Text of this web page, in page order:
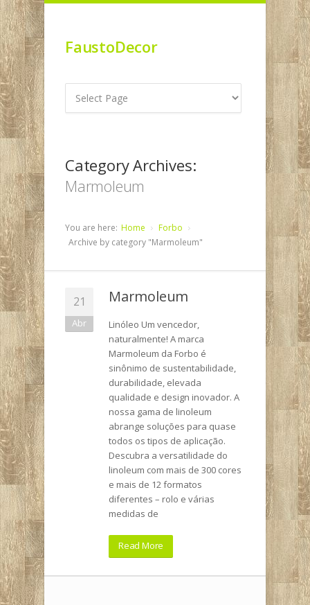
FaustoDecor
Category Archives:
Marmoleum
You are here: Home
Forbo
Archive by category "Marmoleum"
21
Abr
Marmoleum
Linóleo Um vencedor,
naturalmente! A marca
Marmoleum da Forbo é
sinônimo de sustentabilidade,
durabilidade, elevada
qualidade e design inovador. A
nossa gama de linoleum
abrange soluções para quase
todos os tipos de aplicação.
Descubra a versatilidade do
linoleum com mais de 300 cores
e mais de 12 formatos
diferentes – rolo e várias
medidas de
Read More